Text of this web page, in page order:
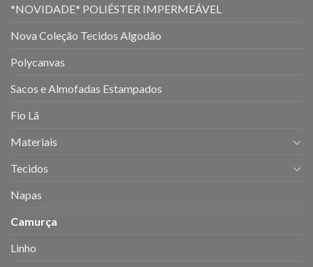
*NOVIDADE* POLIÉSTER IMPERMEÁVEL
Nova Coleção Tecidos Algodão
Polycanvas
Sacos e Almofadas Estampados
Fio Lã
Materiais
Tecidos
Napas
Camurça
Linho